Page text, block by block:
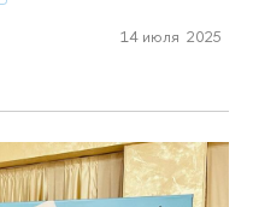
14 июля 2025